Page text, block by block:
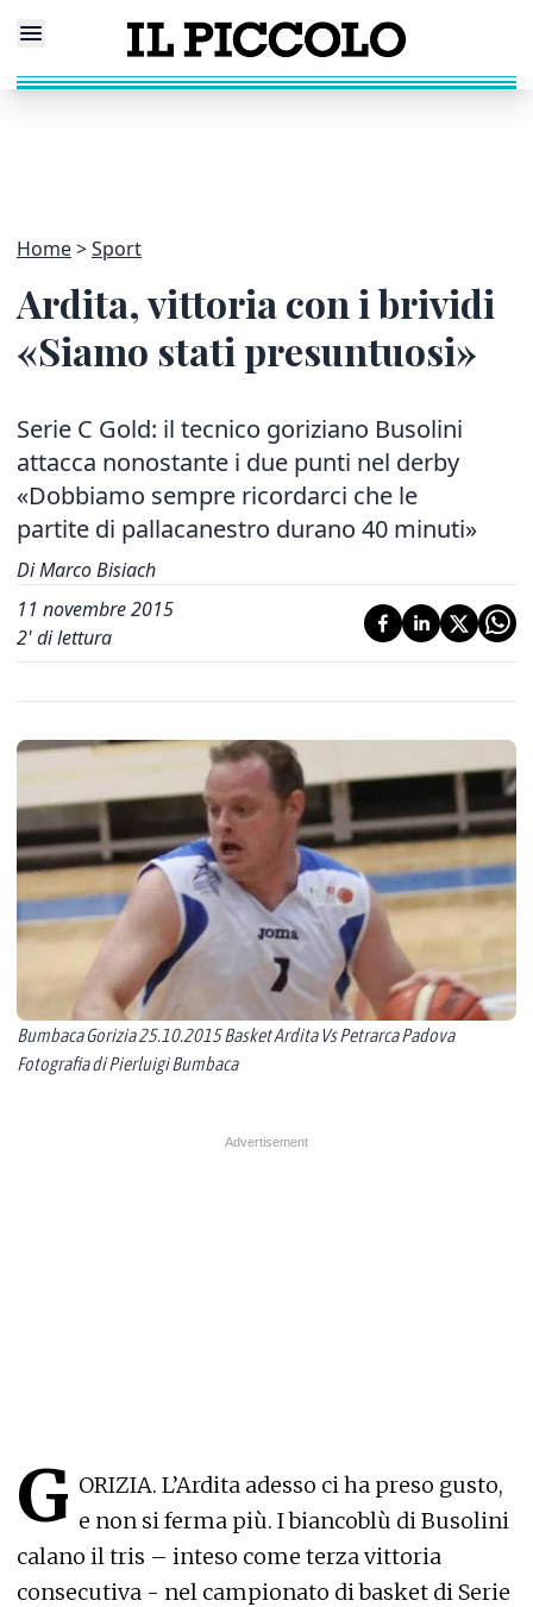
Home Sport
Ardita, vittoria con i brividi
«Siamo stati presuntuosi»
Serie C Gold: il tecnico goriziano Busolini
attacca nonostante i due punti nel derby
«Dobbiamo sempre ricordarci che le
partite di pallacanestro durano 40 minuti»
Di Marco Bisiach
11 novembre 2015
2' di lettura
Bumbaca Gorizia 25.10.2015 Basket Ardita Vs Petrarca Padova
Fotografia di Pierluigi Bumbaca
G ORIZIA. L’Ardita adesso ci ha preso gusto,
e non si ferma più. I biancoblù di Busolini
calano il tris – inteso come terza vittoria
consecutiva - nel campionato di basket di Serie